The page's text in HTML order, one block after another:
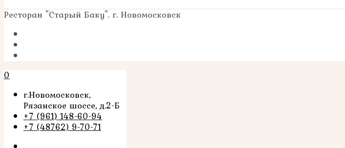
Ресторан "Старый Баку". г. Новомосковск
0
г.Новомосковск,
Рязанское шоссе, д.2-Б
+7 (961) 148-60-94
+7 (48762) 9-70-71